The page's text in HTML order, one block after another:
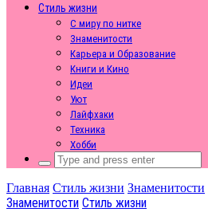
Стиль жизни
С миру по нитке
Знаменитости
Карьера и Образование
Книги и Кино
Идеи
Уют
Лайфхаки
Техника
Хобби
Search
for:
Главная Стиль жизни Знаменитости
Знаменитости Стиль жизни